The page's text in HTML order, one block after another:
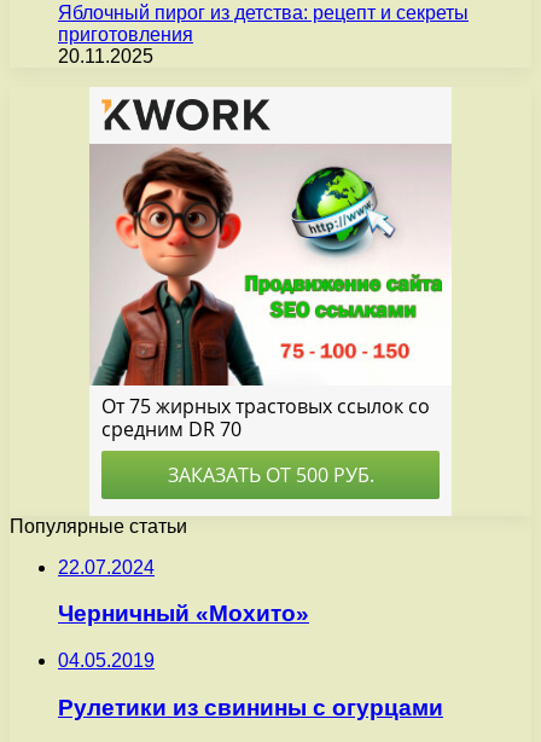
Яблочный пирог из детства: рецепт и секреты
приготовления
20.11.2025
Популярные статьи
22.07.2024
Черничный «Мохито»
04.05.2019
Рулетики из свинины с огурцами